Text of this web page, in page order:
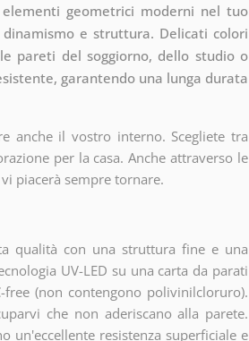
geometrici moderni nel tuo
e struttura. Delicati colori
pareti del soggiorno, dello studio o
garantendo una lunga durata
anche il vostro interno. Scegliete tra
per la casa. Anche attraverso le
piacerà sempre tornare.
qualità con una struttura fine e una
UV-LED su una carta da parati
(non contengono polivinilcloruro).
che non aderiscano alla parete.
un'eccellente resistenza superficiale e